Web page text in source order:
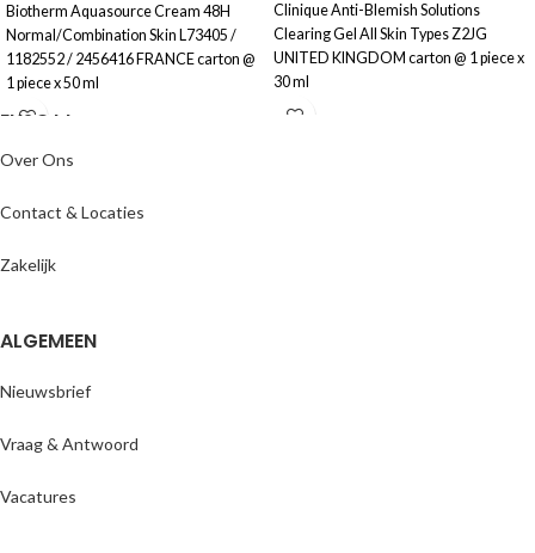
Biotherm Aquasource Cream 48H
Normal/Combination Skin L73405 /
1182552 / 2456416 FRANCE carton @
1 piece x 50 ml
Clinique Anti-Blemish Solutions
Clearing Gel All Skin Types Z2JG
UNITED KINGDOM carton @ 1 piece x
30 ml
ENJOYY
Over Ons
Contact & Locaties
Zakelijk
ALGEMEEN
Nieuwsbrief
Vraag & Antwoord
Vacatures